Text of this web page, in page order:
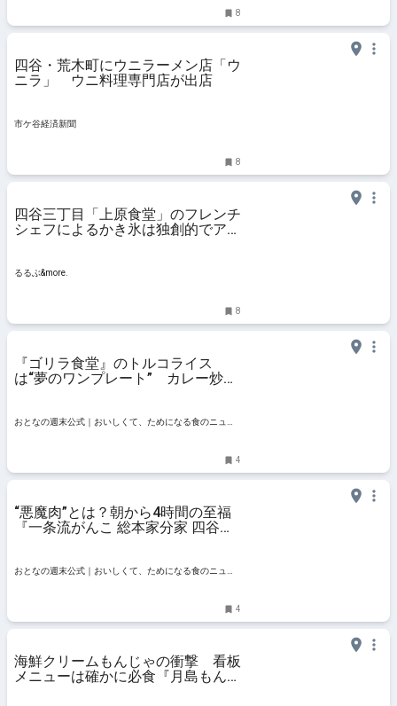
8
四谷・荒木町にウニラーメン店「ウ
ニラ」 ウニ料理専門店が出店
市ケ谷経済新聞
8
四谷三丁目「上原食堂」のフレンチ
シェフによるかき氷は独創的でアー
るるぶ&more.
8
『ゴリラ食堂』のトルコライス
は“夢のワンプレート” カレー炒飯
式｜おいしくて、ためになる食のニ
おとなの週末公式｜おいしくて、ためになる食のニュー
4
“悪魔肉”とは？朝から4時間の至福
『一条流がんこ 総本家分家 四谷荒
る食のニュースサイト
おとなの週末公式｜おいしくて、ためになる食のニュー
4
海鮮クリームもんじゃの衝撃 看板
メニューは確かに必食『月島もんじ